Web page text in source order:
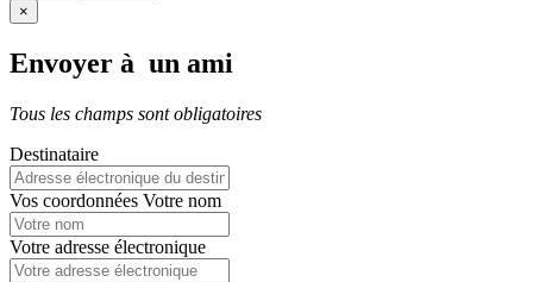
×
Envoyer à un ami
Tous les champs sont obligatoires
Destinataire
Vos coordonnées Votre nom
Votre adresse électronique